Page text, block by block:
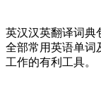
英汉汉英翻译词典
全部常用英语单词
工作的有利工具。